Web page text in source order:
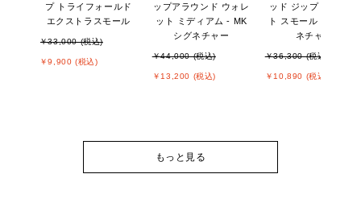
プ トライフォールド
エクストラスモール
￥33,000 (税込)
￥9,900 (税込)
ップアラウンド ウォレ
ット ミディアム - MK
シグネチャー
￥44,000 (税込)
￥13,200 (税込)
ッド ジップ ウォレッ
ト スモール - MKシグ
ネチャー
￥36,300 (税込)
￥10,890 (税込)
もっと見る